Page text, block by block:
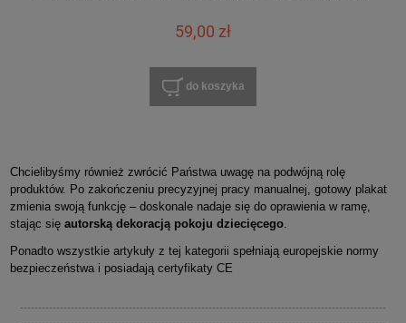
59,00 zł
do koszyka
Chcielibyśmy również zwrócić Państwa uwagę na podwójną rolę
produktów. Po zakończeniu precyzyjnej pracy manualnej, gotowy plakat
zmienia swoją funkcję – doskonale nadaje się do oprawienia w ramę,
stając się autorską dekoracją pokoju dziecięcego
Ponadto wszystkie artykuły z tej kategorii spełniają europejskie normy
bezpieczeństwa i posiadają certyfikaty CE
-----------------------------------------------------------------------------------------------------